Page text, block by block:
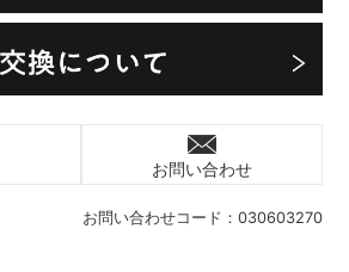
お問い合わせコード： 030603270
お問い合わせ